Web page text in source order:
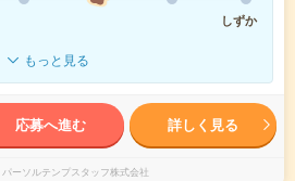
しずか
もっと見る
応募へ進む 詳しく見る
パーソルテンプスタッフ株式会社